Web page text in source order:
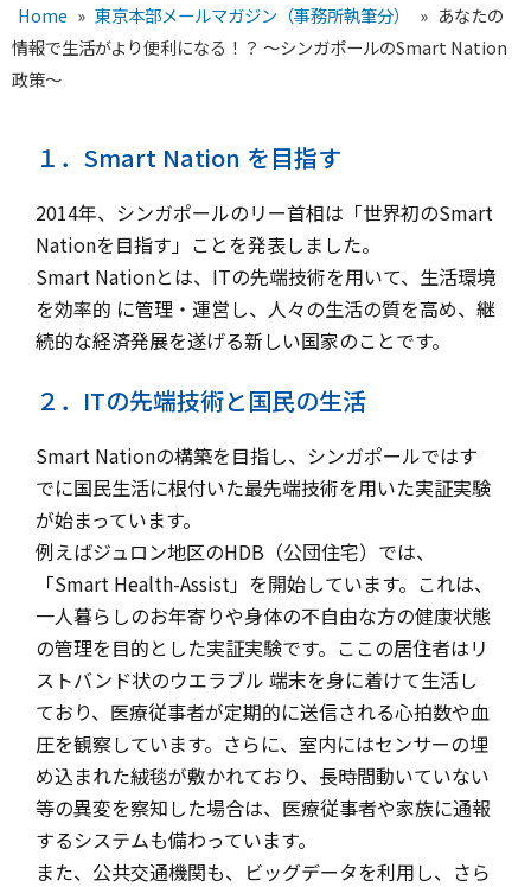
Home » 東京本部メールマガジン（事務所執筆分） » あなたの
情報で生活がより便利になる！？ ～シンガポールのSmart Nation
政策～
１．Smart Nation を目指す
2014年、シンガポールのリー首相は「世界初のSmart
Nationを目指す」ことを発表しました。
Smart Nationとは、ITの先端技術を用いて、生活環境
を効率的 に管理・運営し、人々の生活の質を高め、継
続的な経済発展を遂げる新しい国家のことです。
２．ITの先端技術と国民の生活
Smart Nationの構築を目指し、シンガポールではす
でに国民生活に根付いた最先端技術を用いた実証実験
が始まっています。
例えばジュロン地区のHDB（公団住宅）では、
「Smart Health-Assist」を開始しています。これは、
一人暮らしのお年寄りや身体の不自由な方の健康状態
の管理を目的とした実証実験です。ここの居住者はリ
ストバンド状のウエラブル 端末を身に着けて生活し
ており、医療従事者が定期的に送信される心拍数や血
圧を観察しています。さらに、室内にはセンサーの埋
め込まれた絨毯が敷かれており、長時間動いていない
等の異変を察知した場合は、医療従事者や家族に通報
するシステムも備わっています。
また、公共交通機関も、ビッグデータを利用し、さら